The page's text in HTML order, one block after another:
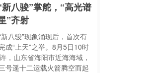
八骏”掌舵，“高光谱
”齐射
八骏”现象涌现后，首次有
成“上天”之举。8月5日10时
，山东省海阳市近海海域，
号遥十二运载火箭腾空而起